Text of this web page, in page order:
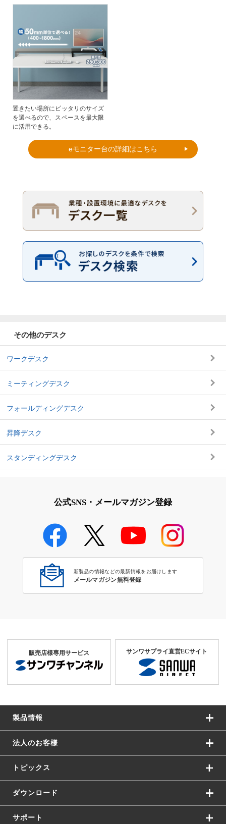
置きたい場所にピッタリのサイズ
を選べるので、スペースを最大限
に活用できる。
eモニター台の詳細はこちら
その他のデスク
ワークデスク
ミーティングデスク
フォールディングデスク
昇降デスク
スタンディングデスク
公式SNS・メールマガジン登録
新製品の情報などの最新情報をお届けします
メールマガジン無料登録
販売店様専用サービス サンワサプライ直営ECサイト
製品情報
法人のお客様
トピックス
ダウンロード
サポート